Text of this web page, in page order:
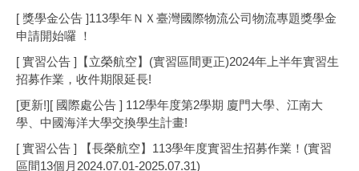
[ 獎學金公告 ]113學年ＮＸ臺灣國際物流公司物流專題獎學金
申請開始囉 ！
[ 實習公告 ]【立榮航空】(實習區間更正)2024年上半年實習生
招募作業，收件期限延長!
[更新!][ 國際處公告 ] 112學年度第2學期 廈門大學、江南大
學、中國海洋大學交換學生計畫!
[ 實習公告 ] 【長榮航空】113學年度實習生招募作業！(實習
區間13個月2024.07.01-2025.07.31)